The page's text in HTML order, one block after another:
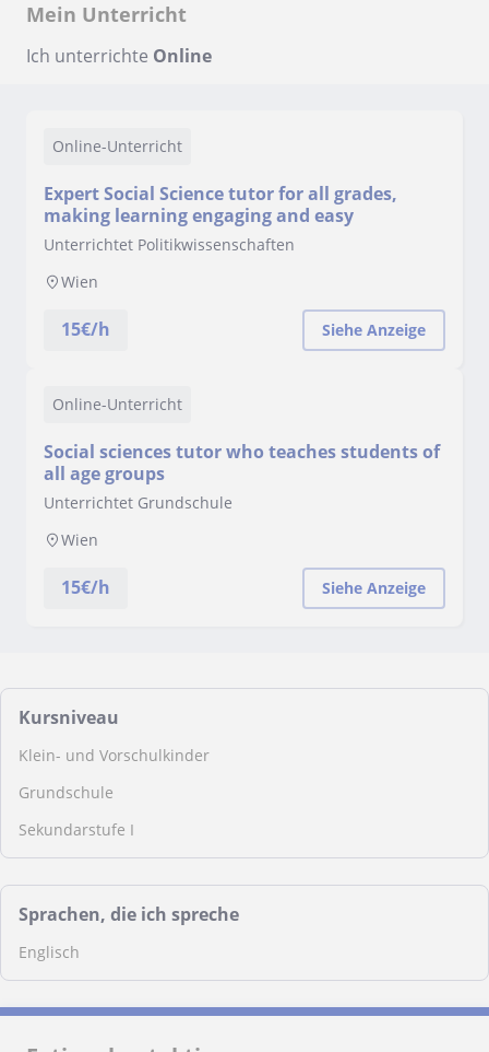
Mein Unterricht
Ich unterrichte Online
Online-Unterricht
Expert Social Science tutor for all grades,
making learning engaging and easy
Unterrichtet Politikwissenschaften
Wien
15€/h Siehe Anzeige
Online-Unterricht
Social sciences tutor who teaches students of
all age groups
Unterrichtet Grundschule
Wien
15€/h Siehe Anzeige
Kursniveau
Klein- und Vorschulkinder
Grundschule
Sekundarstufe I
Sprachen, die ich spreche
Englisch